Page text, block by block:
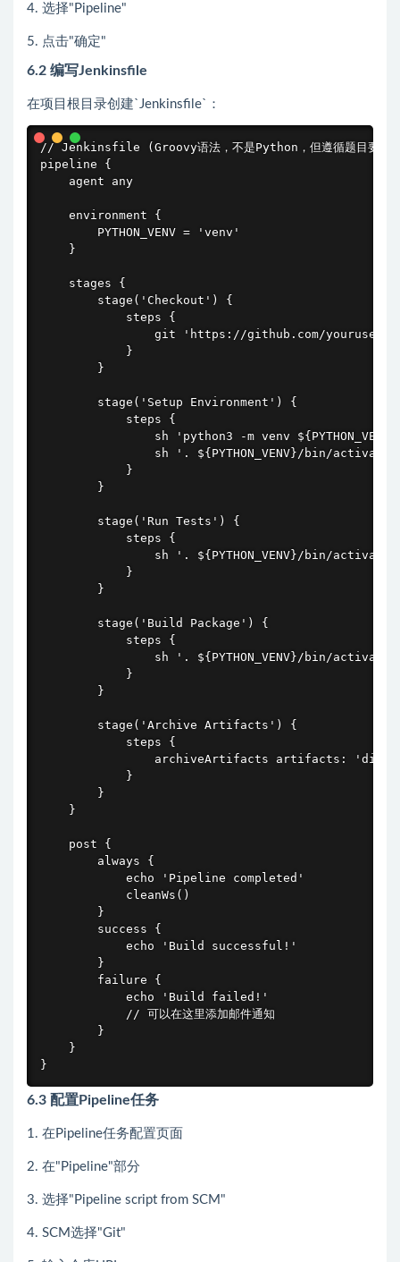
4. 选择"Pipeline"
5. 点击"确定"
6.2 编写Jenkinsfile
在项目根目录创建`Jenkinsfile`：
// Jenkinsfile (Groovy语法，不是Python，但遵循题目要求
pipeline {
    agent any
    environment {
        PYTHON_VENV = 'venv'
    }
    stages {
        stage('Checkout') {
            steps {
git 'https://github.com/
            }
        }
        stage('Setup Environment') {
            steps {
sh 'python3 -m venv
sh '. ${PYTHON_VENV}/bin/activate
            }
        }
        stage('Run Tests') {
            steps {
sh '. ${PYTHON_VENV}/bin/activate
            }
        }
        stage('Build Package') {
            steps {
sh '. ${PYTHON_VENV}/bin/activate
            }
        }
        stage('Archive Artifacts') {
            steps {
archiveArtifacts artifacts:
            }
        }
    }
    post {
        always {
            echo 'Pipeline completed'
            cleanWs()
        }
        success {
            echo 'Build successful!'
        }
        failure {
            echo 'Build failed!'
            // 可以在这里添加邮件通知
        }
    }
}
6.3 配置Pipeline任务
1. 在Pipeline任务配置页面
2. 在"Pipeline"部分
3. 选择"Pipeline script from SCM"
4. SCM选择"Git"